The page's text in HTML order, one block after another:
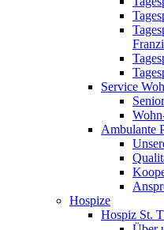
Service
Ambulante
Hospize
Hospiz St.